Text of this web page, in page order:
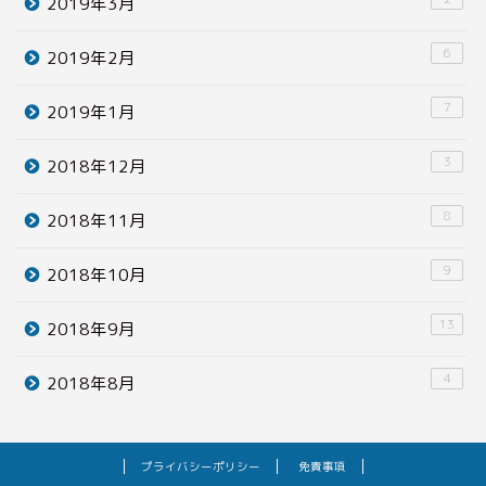
2019年2月 6
2019年1月 7
2018年12月 3
2018年11月 8
2018年10月 9
2018年9月 13
2018年8月 4
プライバシーポリシー
免責事項